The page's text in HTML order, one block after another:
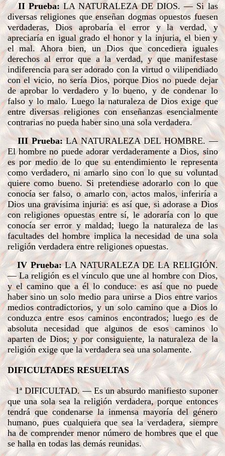
II Prueba: LA NATURALEZA DE DIOS. — Si las
diversas religiones que enseñan dogmas opuestos fuesen
verdaderas, Dios aprobaría el error y la verdad, y
apreciaría en igual grado el honor y la injuria, el bien y
el mal. Ahora bien, un Dios que concediera iguales
derechos al error que a la verdad, y que manifestase
indiferencia para ser adorado con la virtud o vilipendiado
con el vicio, no sería Dios, porque Dios no puede dejar
de aprobar lo verdadero y lo bueno, y de condenar lo
falso y lo malo. Luego la naturaleza de Dios exige que
entre diversas religiones con enseñanzas esencialmente
contrarias no pueda haber sino una sola verdadera.
III Prueba: LA NATURALEZA DEL HOMBRE. —
El hombre no puede adorar verdaderamente a Dios, sino
es por medio de lo que su entendimiento le representa
como verdadero, ni amarlo sino con lo que su voluntad
quiere como bueno. Si pretendiese adorarlo con lo que
conocía ser falso, o amarlo con, actos malos, inferiría a
Dios una gravísima injuria: es así que, si adorase a Dios
con religiones opuestas entre sí, le adoraría con lo que
conocía ser error y maldad; luego la naturaleza de las
facultades del hombre implica la necesidad de una sola
religión verdadera entre religiones opuestas.
IV Prueba: LA NATURALEZA DE LA RELIGIÓN.
— La religión es el vínculo que une al hombre con Dios,
y el camino que a él lo conduce: es así que no puede
haber sino un solo medio para unirse a Dios entre varios
medios contradictorios, y un solo camino que a Dios lo
conduzca entre esos caminos encontrados; luego es de
absoluta necesidad que algunos de esos caminos lo
aparten de Dios; y por consiguiente, la naturaleza de la
religión exige que la verdadera sea una solamente.
DIFICULTADES RESUELTAS
1ª DIFICULTAD. — Es un absurdo manifiesto suponer
que una sola sea la religión verdadera, porque entonces
tendrá que condenarse la inmensa mayoría del género
humano, pues cualquiera que sea la verdadera, siempre
ha de comprender menor número de hombres que el que
se halla en todas las demás reunidas.